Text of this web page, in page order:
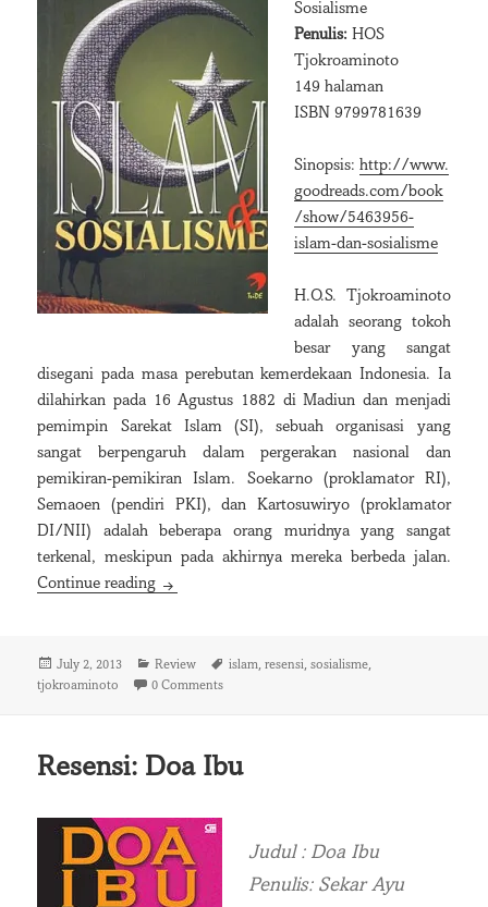
Sosialisme
Penulis: HOS
Tjokroaminoto
149 halaman
ISBN 9799781639
Sinopsis:http://www.
goodreads.com/book
/show/5463956-
islam-dan-sosialisme
H.O.S. Tjokroaminoto
adalah seorang tokoh
besar yang sangat
disegani pada masa perebutan kemerdekaan Indonesia. Ia
dilahirkan pada 16 Agustus 1882 di Madiun dan menjadi
pemimpin Sarekat Islam (SI), sebuah organisasi yang
sangat berpengaruh dalam pergerakan nasional dan
pemikiran-pemikiran Islam. Soekarno (proklamator RI),
Semaoen (pendiri PKI), dan Kartosuwiryo (proklamator
DI/NII) adalah beberapa orang muridnya yang sangat
terkenal, meskipun pada akhirnya mereka berbeda jalan.
Continue reading Tjokroaminoto: Islam dan Sosialisme
Posted
on
July 2, 2013 Categories
Review Tags
islam,resensi,sosialisme,
tjokroaminoto 0 Comments
Resensi: Doa Ibu
Judul : Doa Ibu
Penulis: Sekar Ayu